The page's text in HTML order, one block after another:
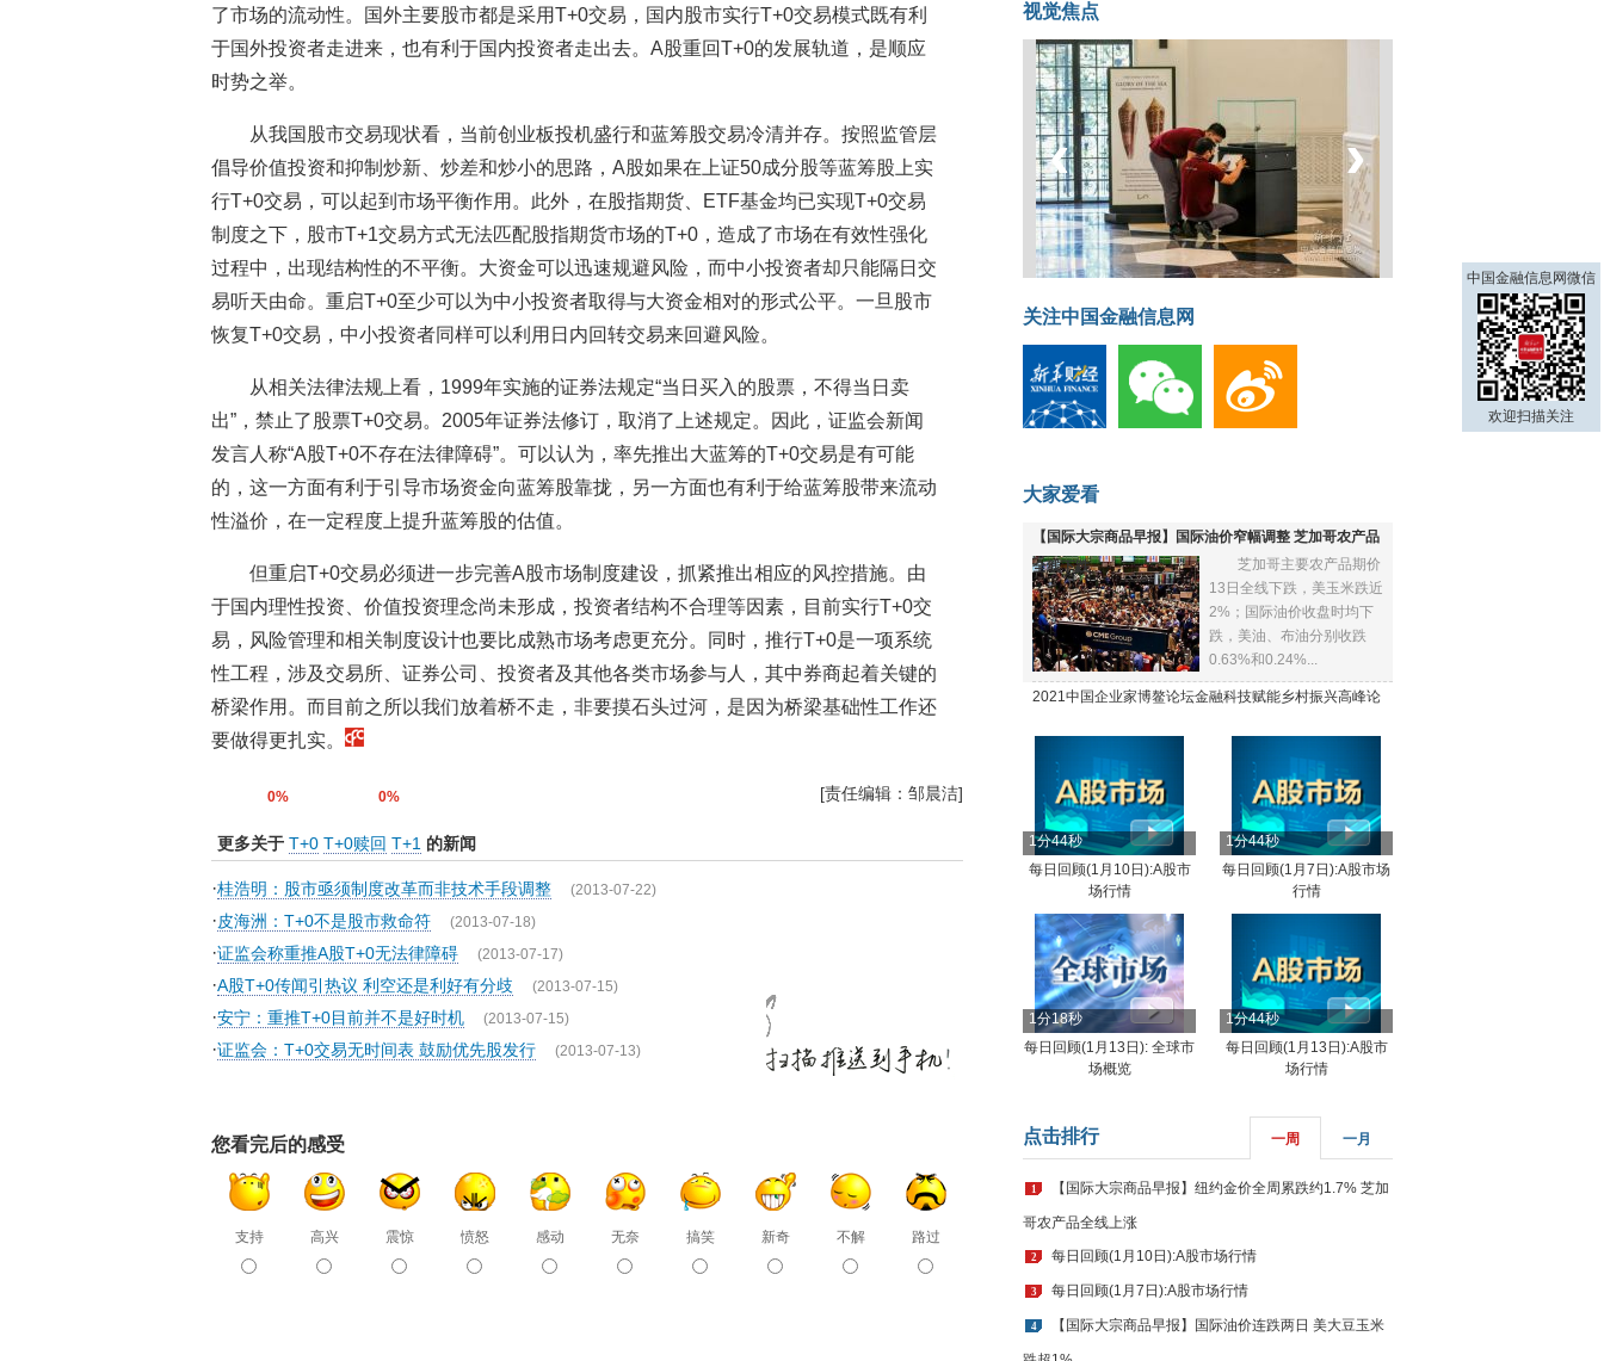
了市场的流动性。国外主要股市都是采用T+0交易，国内股市实行T+0交易模式既有利
于国外投资者走进来，也有利于国内投资者走出去。A股重回T+0的发展轨道，是顺应
时势之举。
从我国股市交易现状看，当前创业板投机盛行和蓝筹股交易冷清并存。按照监管层
倡导价值投资和抑制炒新、炒差和炒小的思路，A股如果在上证50成分股等蓝筹股上实
行T+0交易，可以起到市场平衡作用。此外，在股指期货、ETF基金均已实现T+0交易
制度之下，股市T+1交易方式无法匹配股指期货市场的T+0，造成了市场在有效性强化
过程中，出现结构性的不平衡。大资金可以迅速规避风险，而中小投资者却只能隔日交
易听天由命。重启T+0至少可以为中小投资者取得与大资金相对的形式公平。一旦股市
恢复T+0交易，中小投资者同样可以利用日内回转交易来回避风险。
从相关法律法规上看，1999年实施的证券法规定“当日买入的股票，不得当日卖
出”，禁止了股票T+0交易。2005年证券法修订，取消了上述规定。因此，证监会新闻
发言人称“A股T+0不存在法律障碍”。可以认为，率先推出大蓝筹的T+0交易是有可能
的，这一方面有利于引导市场资金向蓝筹股靠拢，另一方面也有利于给蓝筹股带来流动
性溢价，在一定程度上提升蓝筹股的估值。
但重启T+0交易必须进一步完善A股市场制度建设，抓紧推出相应的风控措施。由
于国内理性投资、价值投资理念尚未形成，投资者结构不合理等因素，目前实行T+0交
易，风险管理和相关制度设计也要比成熟市场考虑更充分。同时，推行T+0是一项系统
性工程，涉及交易所、证券公司、投资者及其他各类市场参与人，其中券商起着关键的
桥梁作用。而目前之所以我们放着桥不走，非要摸石头过河，是因为桥梁基础性工作还
要做得更扎实。
0% 0% [责任编辑：邹晨洁]
更多关于 T+0 T+0赎回 T+1 的新闻
·桂浩明：股市亟须制度改革而非技术手段调整 (2013-07-22)
·皮海洲：T+0不是股市救命符 (2013-07-18)
·证监会称重推A股T+0无法律障碍 (2013-07-17)
·A股T+0传闻引热议 利空还是利好有分歧 (2013-07-15)
·安宁：重推T+0目前并不是好时机 (2013-07-15)
·证监会：T+0交易无时间表 鼓励优先股发行 (2013-07-13)
您看完后的感受
支持 高兴 震惊 愤怒 感动 无奈 搞笑 新奇 不解 路过
视觉焦点
菲律宾：防疫降级
‹ ›
关注中国金融信息网
大家爱看
【国际大宗商品早报】国际油价窄幅调整 芝加哥农产品
全线下跌
芝加哥主要农产品期价
13日全线下跌，美玉米跌近
2%；国际油价收盘时均下
跌，美油、布油分别收跌
0.63%和0.24%...
2021中国企业家博鳌论坛金融科技赋能乡村振兴高峰论
1分44秒
每日回顾(1月10日):A股市
场行情
1分44秒
每日回顾(1月7日):A股市场
行情
1分18秒
每日回顾(1月13日): 全球市
场概览
1分44秒
每日回顾(1月13日):A股市
场行情
点击排行 一周 一月
1 【国际大宗商品早报】纽约金价全周累跌约1.7% 芝加
哥农产品全线上涨
2 每日回顾(1月10日):A股市场行情
3 每日回顾(1月7日):A股市场行情
4 【国际大宗商品早报】国际油价连跌两日 美大豆玉米
中国金融信息网微信
欢迎扫描关注